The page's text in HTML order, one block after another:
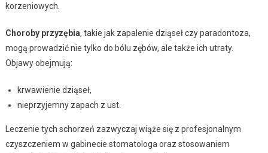
korzeniowych.
Choroby przyzębia, takie jak zapalenie dziąseł czy paradontoza,
mogą prowadzić nie tylko do bólu zębów, ale także ich utraty.
Objawy obejmują:
krwawienie dziąseł,
nieprzyjemny zapach z ust.
Leczenie tych schorzeń zazwyczaj wiąże się z profesjonalnym
czyszczeniem w gabinecie stomatologa oraz stosowaniem